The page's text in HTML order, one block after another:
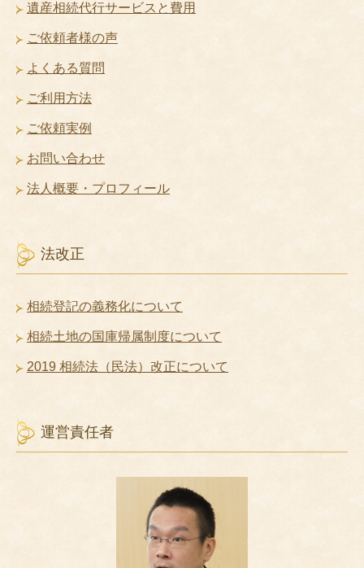
遺産相続代行サービスと費用
ご依頼者様の声
よくある質問
ご利用方法
ご依頼実例
お問い合わせ
法人概要・プロフィール
法改正
相続登記の義務化について
相続土地の国庫帰属制度について
2019 相続法（民法）改正について
運営責任者